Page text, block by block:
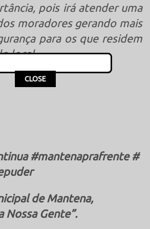
pois irá atender uma
moradores gerando mais
para os que residem
local.
#mantenaprafrente #
de Mantena,
Nossa Gente”.
popup will close in:
CLOSE